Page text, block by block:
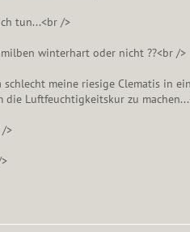
tun...<br />
winterhart oder nicht ??<br />
schlecht meine riesige Clematis in
die Luftfeuchtigkeitskur zu
>